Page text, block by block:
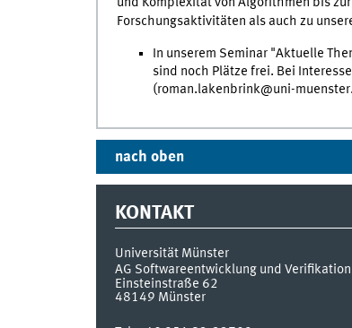
Forschungsaktivitäten als auch zu
In unserem Seminar "Aktuelle
sind noch Plätze frei. Bei
(roman.lakenbrink@uni-
nach oben
KONTAKT
Universität Münster
AG Softwareentwicklung und Verifikation
Einsteinstraße 62
48149 Münster